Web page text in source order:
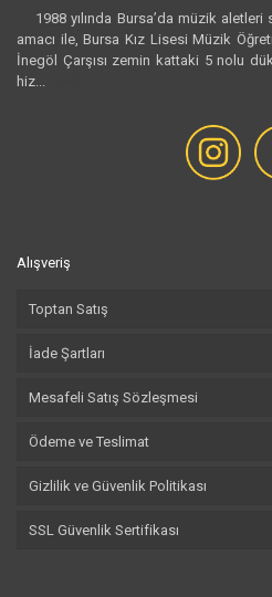
1988 yılında Bursa’da müzik aletleri
amacı ile, Bursa Kız Lisesi Müzik
İnegöl Çarşısı zemin kattaki 5 nolu
hiz...
Alışveriş
Toptan Satış
İade Şartları
Mesafeli Satış Sözleşmesi
Ödeme ve Teslimat
Gizlilik ve Güvenlik Politikası
SSL Güvenlik Sertifikası